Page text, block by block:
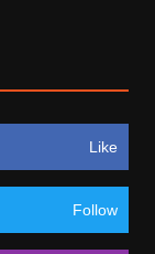
Like
Follow